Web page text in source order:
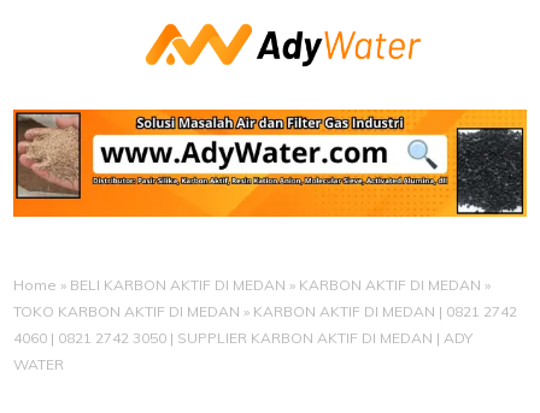
Home » BELI KARBON AKTIF DI MEDAN » KARBON AKTIF DI MEDAN »
TOKO KARBON AKTIF DI MEDAN » KARBON AKTIF DI MEDAN | 0821 2742
4060 | 0821 2742 3050 | SUPPLIER KARBON AKTIF DI MEDAN | ADY
WATER